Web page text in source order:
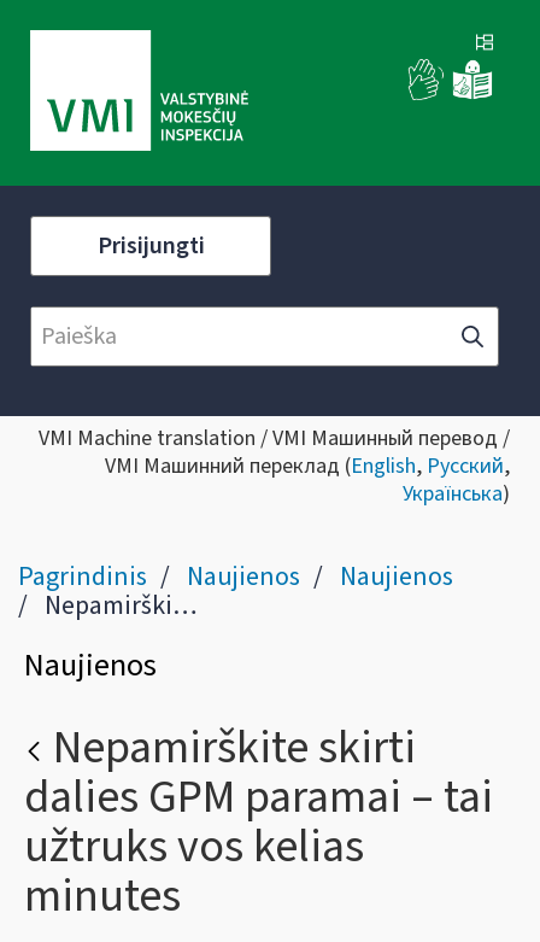
Prisijungti
VMI Machine translation / VMI Машинный перевод /
VMI Машинний переклад (English, Русский,
Українська)
Pagrindinis Naujienos Naujienos
Nepamirškite skirti dalies GPM paramai – tai užtruks vos kelias minutes
Naujienos
Nepamirškite skirti
dalies GPM paramai – tai
užtruks vos kelias
minutes